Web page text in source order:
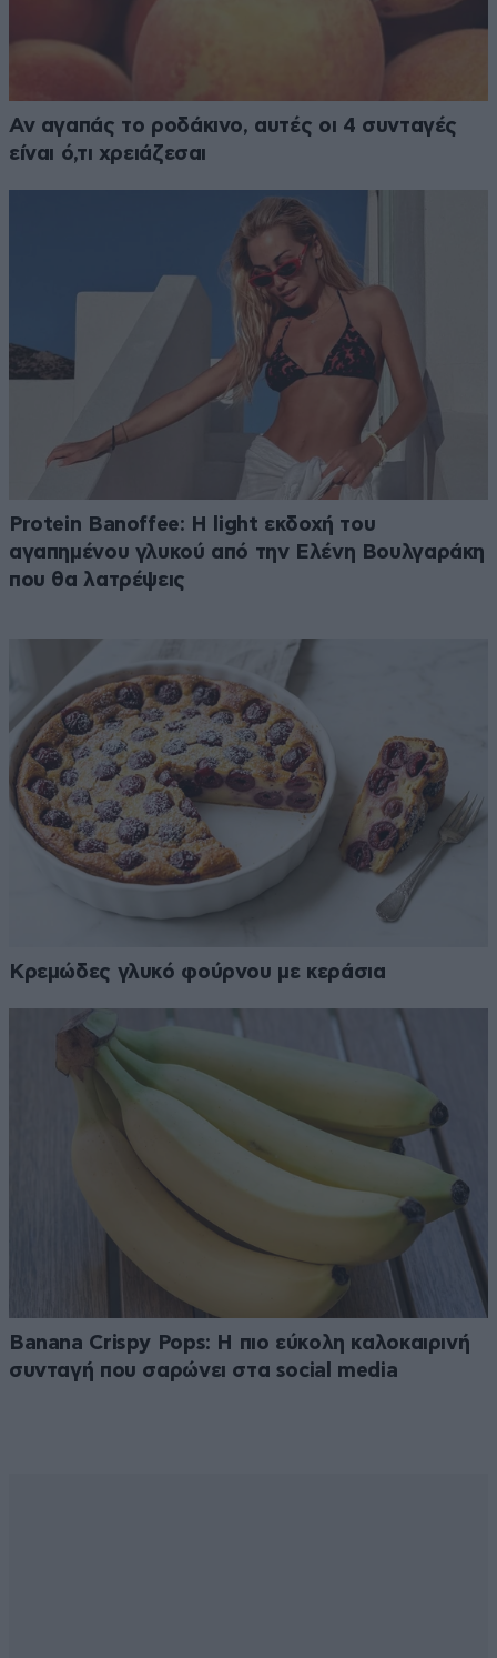
Αν αγαπάς το ροδάκινο, αυτές οι 4 συνταγές
είναι ό,τι χρειάζεσαι
Protein Banoffee: Η light εκδοχή του
αγαπημένου γλυκού από την Ελένη Βουλγαράκη
που θα λατρέψεις
Κρεμώδες γλυκό φούρνου με κεράσια
Banana Crispy Pops: Η πιο εύκολη καλοκαιρινή
συνταγή που σαρώνει στα social media